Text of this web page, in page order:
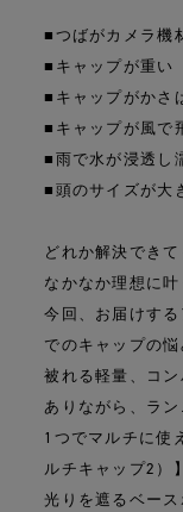
■つばがカメラ機
■キャップが重い
■キャップがかさ
■キャップが風で
■雨で水が浸透し
■頭のサイズが大
どれか解決でき
なかなか理想に
今回、お届けす
でのキャップの
被れる軽量、コ
ありながら、ラ
1つでマルチに使
ルチキャップ2）】
光りを遮るベー